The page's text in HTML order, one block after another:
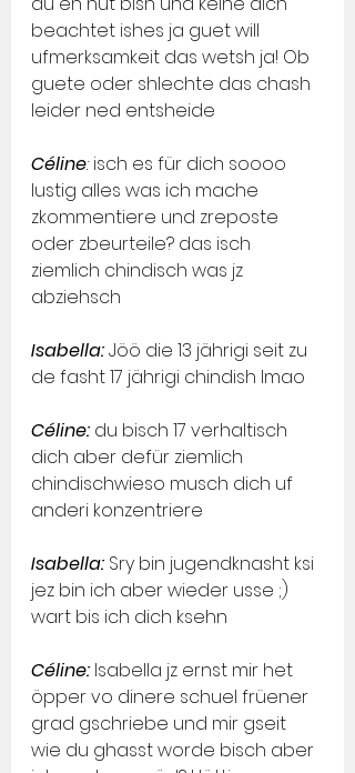
beachtet ishes ja guet will
ufmerksamkeit das wetsh ja! Ob
guete oder shlechte das chash
leider ned entsheide
Céline: isch es für dich soooo
lustig alles was ich mache
zkommentiere und zrepos­te
oder zbeurteile? das isch
ziemlich chindisch was jz
abziehsch
Isabella: Jöö die 13 jährigi seit zu
de fasht 17 jährigi chindish lmao
Céline: du bisch 17 verhaltisch
dich aber defür ziemlich
chindischwieso musch dich uf
anderi konzentriere
Isabella: Sry bin jugendknasht ksi
jez bin ich aber wieder usse ;)
wart bis ich dich ksehn
Céline: Isabella jz ernst mir het
öpper vo dinere schuel früener
grad gschriebe und mir gseit
wie du ghasst worde bisch aber